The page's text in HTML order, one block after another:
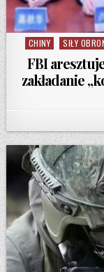
Posted in
CHINY SIŁY
FBI
zakładanie